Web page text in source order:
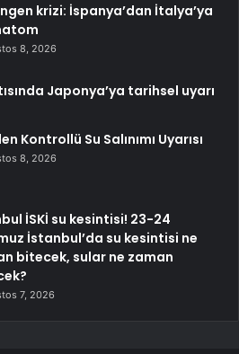
krizi: İspanya’dan İtalya’ya
8, 2026
Japonya’ya tarihsel uyarı
Kontrollü Su Salınımı Uyarısı
8, 2026
İSKİ su kesintisi! 23-24
İstanbul’da su kesintisi ne
bitecek, sular ne zaman
7, 2026